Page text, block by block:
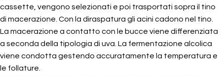
cassette, vengono selezionati e poi trasportati sopra il tino
di macerazione. Con la diraspatura gli acini cadono nel tino.
La macerazione a contatto con le bucce viene differenziata
a seconda della tipologia di uva. La fermentazione alcolica
viene condotta gestendo accuratamente la temperatura e
le follature.